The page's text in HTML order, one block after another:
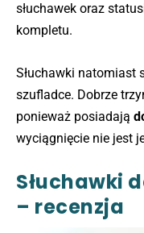
słuchawek oraz
kompletu.
Słuchawki natomiast
szufladce. Dobrze
ponieważ posiadają
wyciągnięcie nie jest
Słuchawki
– recenzja